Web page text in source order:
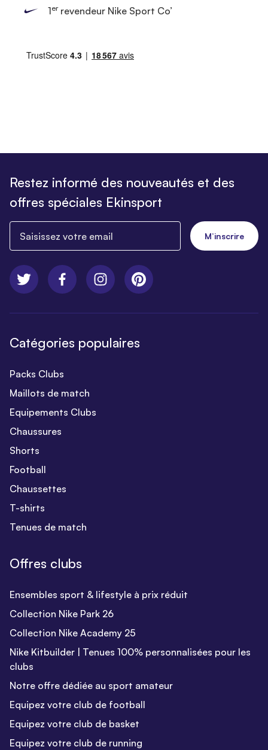
1errevendeur Nike Sport Co’
Restez informé des nouveautés et des
offres spéciales Ekinsport
M’inscrire
Catégories populaires
Packs Clubs
Maillots de match
Equipements Clubs
Chaussures
Shorts
Football
Chaussettes
T-shirts
Tenues de match
Offres clubs
Ensembles sport & lifestyle à prix réduit
Collection Nike Park 26
Collection Nike Academy 25
Nike Kitbuilder | Tenues 100% personnalisées pour les
clubs
Notre offre dédiée au sport amateur
Equipez votre club de football
Equipez votre club de basket
Equipez votre club de running